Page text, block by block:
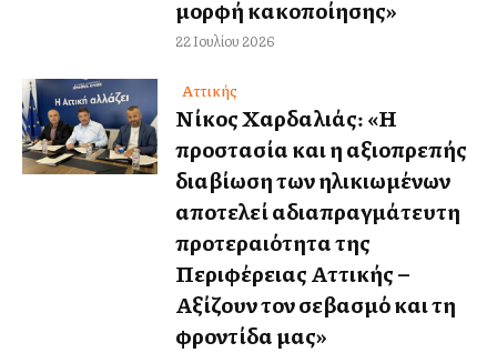
μορφή κακοποίησης»
22 Ιουλίου 2026
Αττικής
Νίκος Χαρδαλιάς: «Η
προστασία και η αξιοπρεπής
διαβίωση των ηλικιωμένων
αποτελεί αδιαπραγμάτευτη
προτεραιότητα της
Περιφέρειας Αττικής –
Αξίζουν τον σεβασμό και τη
φροντίδα μας»